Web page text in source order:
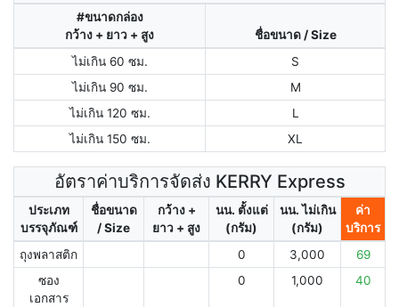
#ขนาดกล่อง
กว้าง + ยาว + สูง
ชื่อขนาด / Size
ไม่เกิน 60 ซม.
S
ไม่เกิน 90 ซม.
M
ไม่เกิน 120 ซม.
L
ไม่เกิน 150 ซม.
XL
อัตราค่าบริการจัดส่ง KERRY Express
ประเภท
บรรจุภัณฑ์
ชื่อขนาด
/ Size
กว้าง +
ยาว + สูง
นน. ตั้งแต่
(กรัม)
นน. ไม่เกิน
(กรัม)
ค่า
บริการ
ถุงพลาสติก
0 3,000
69
ซอง
เอกสาร
0 1,000 40